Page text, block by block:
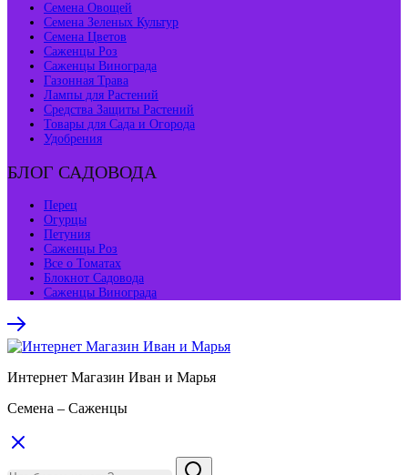
Семена Овощей
Семена Зеленых Культур
Семена Цветов
Саженцы Роз
Саженцы Винограда
Газонная Трава
Лампы для Растений
Средства Защиты Растений
Товары для Сада и Огорода
Удобрения
БЛОГ САДОВОДА
Перец
Огурцы
Петуния
Саженцы Роз
Все о Томатах
Блокнот Садовода
Саженцы Винограда
Интернет Магазин Иван и Марья
Семена – Саженцы